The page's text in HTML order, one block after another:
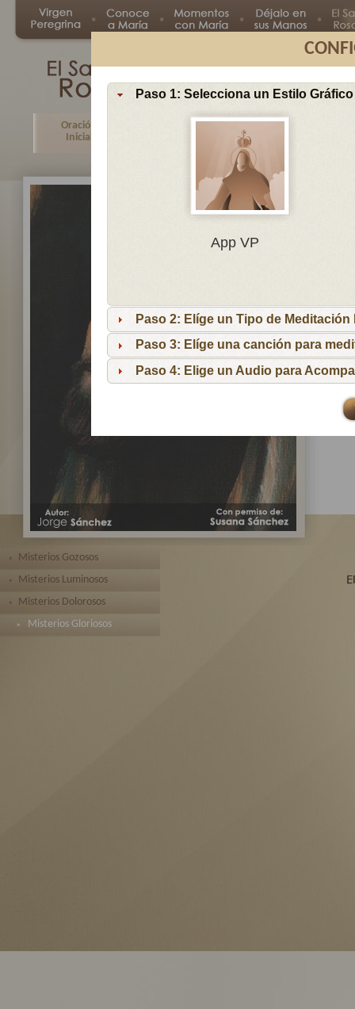
Paso 1: Selecciona un Estilo Gráfico
App VP
Paso 2: Elíge un Tipo de Meditación
Paso 3: Elíge una canción para
Paso 4: Elige un Audio para
Oración
Inicial
Misterio
Misterios Gozosos
Misterios Luminosos
Misterios Dolorosos
Misterios Gloriosos